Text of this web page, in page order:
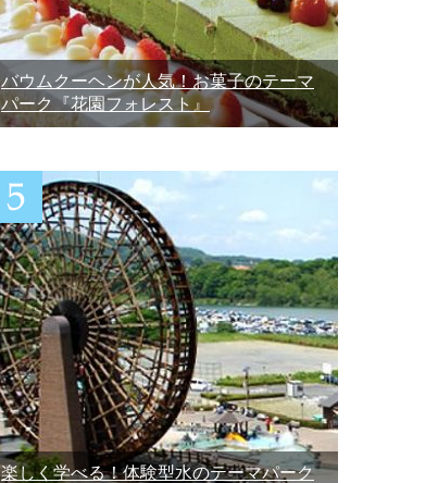
バウムクーヘンが人気！お菓子のテーマ
パーク『花園フォレスト』
楽しく学べる！体験型水のテーマパーク